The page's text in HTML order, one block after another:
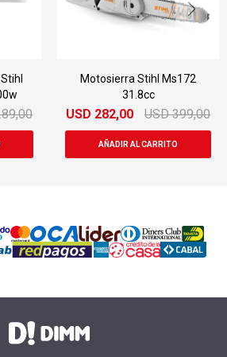
Motosierra Mini Bateria Stihl
Gta26 10cm
USD 284,00 USD 319,00